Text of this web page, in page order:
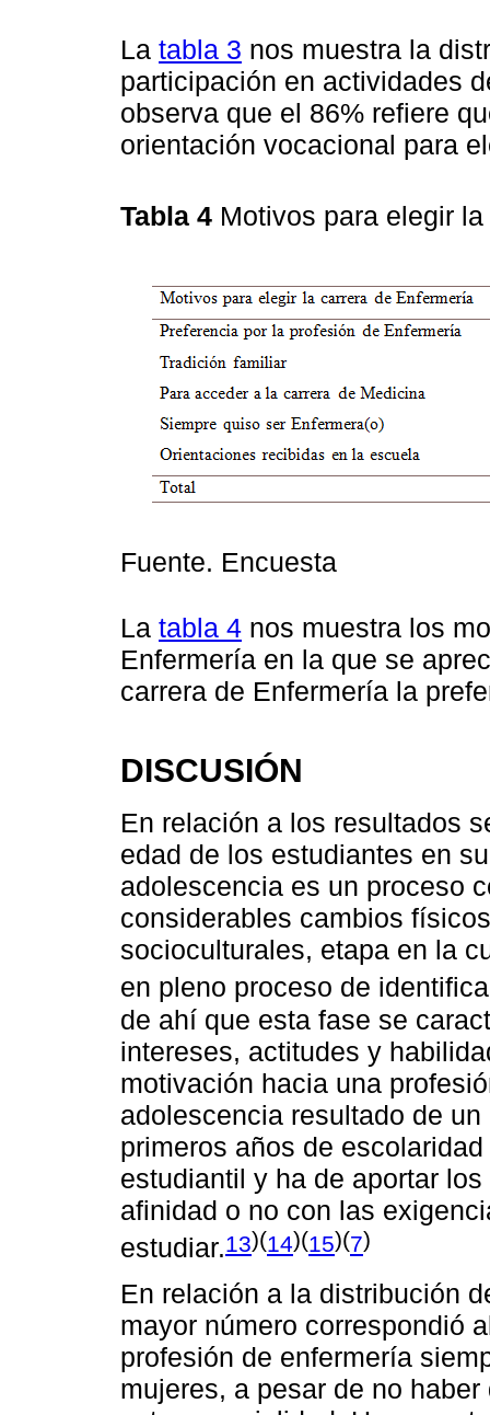
La tabla 3 nos muestra la
participación en actividades
observa que el 86% refiere
orientación vocacional para
Tabla 4 Motivos para elegir
Fuente. Encuesta
La tabla 4 nos muestra los
Enfermería en la que se
carrera de Enfermería la
DISCUSIÓN
En relación a los resultados
edad de los estudiantes en
adolescencia es un proceso
considerables cambios
socioculturales, etapa en la
en pleno proceso de
de ahí que esta fase se
intereses, actitudes y
motivación hacia una
adolescencia resultado de
primeros años de
estudiantil y ha de aportar
afinidad o no con las
estudiar.13)(14)(15)(7)
En relación a la distribución
mayor número correspondió
profesión de enfermería
mujeres, a pesar de no